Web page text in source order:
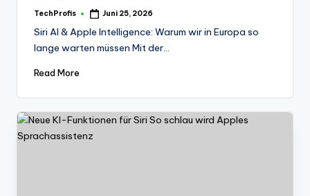
Posted
TechProfis Juni 25, 2026
Siri AI & Apple Intelligence: Warum wir in Europa so
lange warten müssen Mit der…
Read More